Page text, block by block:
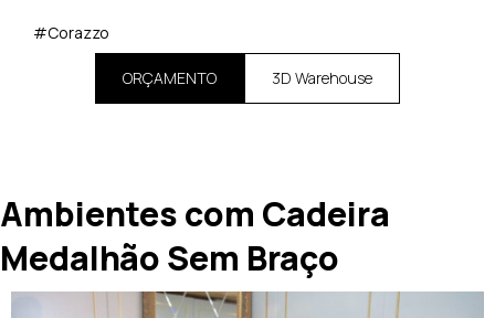
#Corazzo
ORÇAMENTO 3D Warehouse
Ambientes com Cadeira
Medalhão Sem Braço